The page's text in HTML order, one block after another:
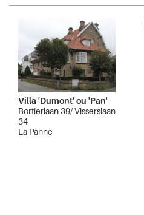
Villa 'Dumont' ou 'Pan'
Bortierlaan 39/ Visserslaan
34
La Panne